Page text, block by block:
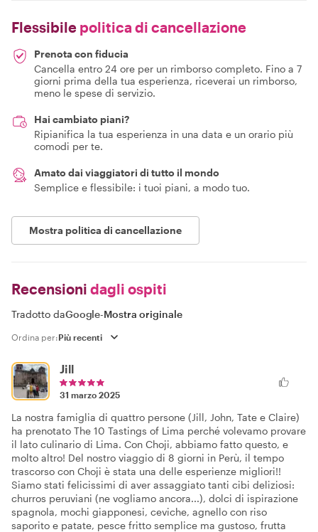
Flessibile politica di cancellazione
Prenota con fiducia
Cancella entro 24 ore per un rimborso completo. Fino a 7
giorni prima della tua esperienza, riceverai un rimborso,
meno le spese di servizio.
Hai cambiato piani?
Ripianifica la tua esperienza in una data e un orario più
comodi per te.
Amato dai viaggiatori di tutto il mondo
Semplice e flessibile: i tuoi piani, a modo tuo.
Mostra politica di cancellazione
Recensioni dagli ospiti
Tradotto daGoogle-Mostra originale
Ordina per:
Jill
31 marzo 2025
La nostra famiglia di quattro persone (Jill, John, Tate e Claire)
ha prenotato The 10 Tastings of Lima perché volevamo provare
il lato culinario di Lima. Con Choji, abbiamo fatto questo, e
molto altro! Del nostro viaggio di 8 giorni in Perù, il tempo
trascorso con Choji è stata una delle esperienze migliori!!
Siamo stati felicissimi di aver assaggiato tanti cibi deliziosi:
churros peruviani (ne vogliamo ancora...), dolci di ispirazione
spagnola, mochi giapponesi, ceviche, agnello con riso
saporito e patate, pesce fritto semplice ma gustoso, frutta